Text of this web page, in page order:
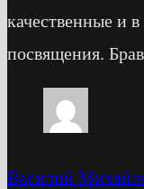
качественные и
посвящения.
Василий